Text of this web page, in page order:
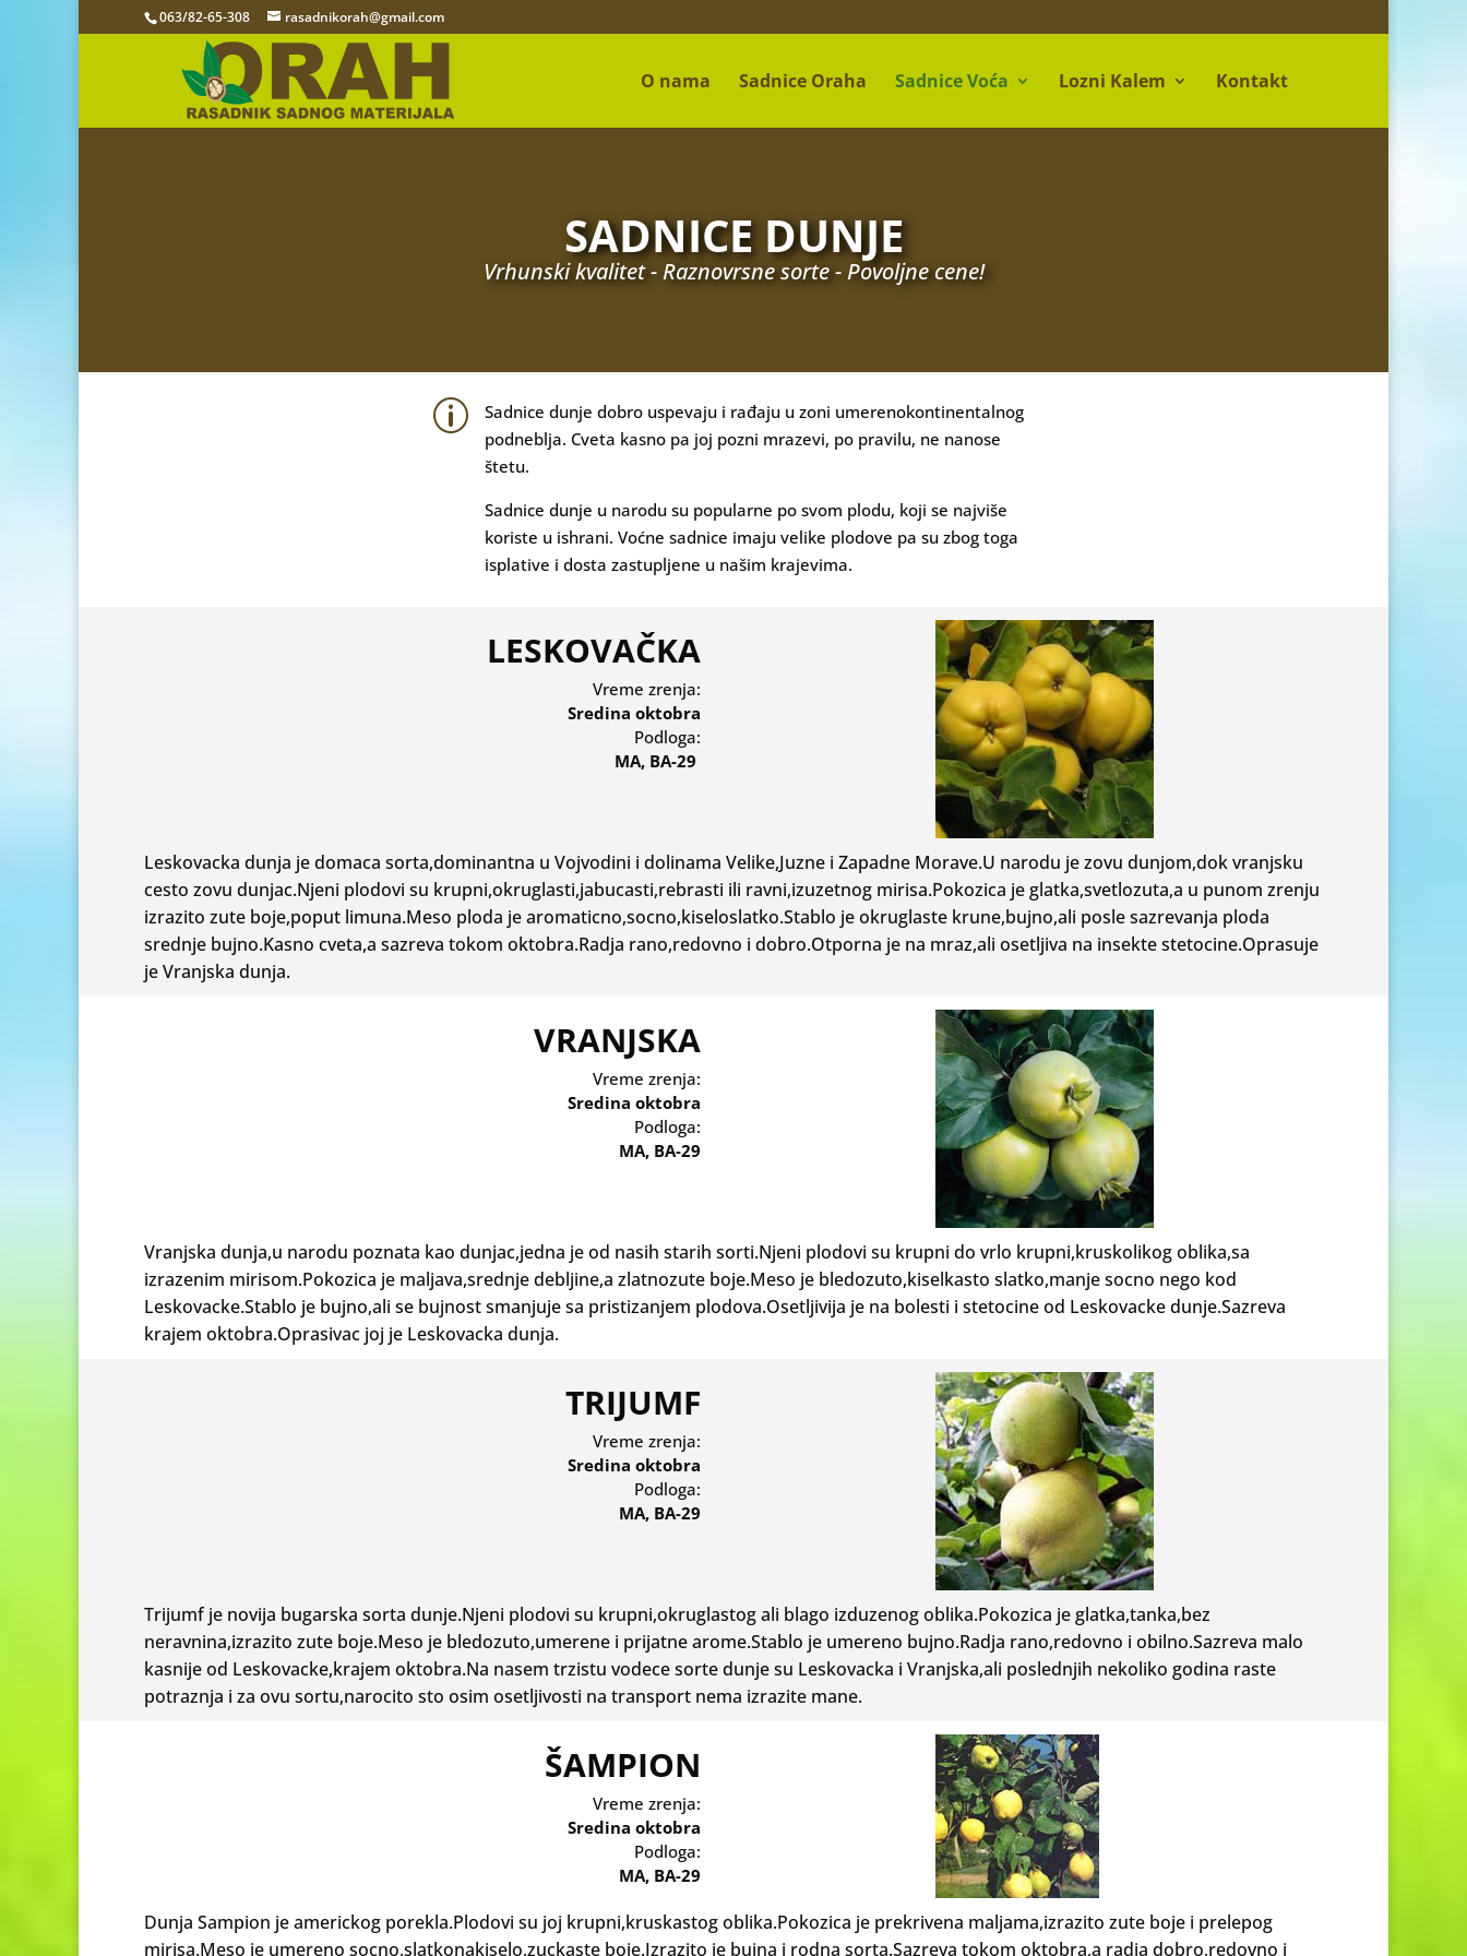
063/82-65-308 rasadnikorah@gmail.com
O nama Sadnice Oraha Sadnice Voća Lozni Kalem Kontakt
SADNICE DUNJE
Vrhunski kvalitet - Raznovrsne sorte - Povoljne cene!
p
Sadnice dunje dobro uspevaju i rađaju u zoni umerenokontinentalnog
podneblja. Cveta kasno pa joj pozni mrazevi, po pravilu, ne nanose
štetu.
Sadnice dunje u narodu su popularne po svom plodu, koji se najviše
koriste u ishrani. Voćne sadnice imaju velike plodove pa su zbog toga
isplative i dosta zastupljene u našim krajevima.
LESKOVAČKA
Vreme zrenja:
Sredina oktobra
Podloga:
MA, BA-29
Leskovacka dunja je domaca sorta,dominantna u Vojvodini i dolinama Velike,Juzne i Zapadne Morave.U narodu je zovu dunjom,dok vranjsku
cesto zovu dunjac.Njeni plodovi su krupni,okruglasti,jabucasti,rebrasti ili ravni,izuzetnog mirisa.Pokozica je glatka,svetlozuta,a u punom zrenju
izrazito zute boje,poput limuna.Meso ploda je aromaticno,socno,kiseloslatko.Stablo je okruglaste krune,bujno,ali posle sazrevanja ploda
srednje bujno.Kasno cveta,a sazreva tokom oktobra.Radja rano,redovno i dobro.Otporna je na mraz,ali osetljiva na insekte stetocine.Oprasuje
je Vranjska dunja.
VRANJSKA
Vreme zrenja:
Sredina oktobra
Podloga:
MA, BA-29
Vranjska dunja,u narodu poznata kao dunjac,jedna je od nasih starih sorti.Njeni plodovi su krupni do vrlo krupni,kruskolikog oblika,sa
izrazenim mirisom.Pokozica je maljava,srednje debljine,a zlatnozute boje.Meso je bledozuto,kiselkasto slatko,manje socno nego kod
Leskovacke.Stablo je bujno,ali se bujnost smanjuje sa pristizanjem plodova.Osetljivija je na bolesti i stetocine od Leskovacke dunje.Sazreva
krajem oktobra.Oprasivac joj je Leskovacka dunja.
TRIJUMF
Vreme zrenja:
Sredina oktobra
Podloga:
MA, BA-29
Trijumf je novija bugarska sorta dunje.Njeni plodovi su krupni,okruglastog ali blago izduzenog oblika.Pokozica je glatka,tanka,bez
neravnina,izrazito zute boje.Meso je bledozuto,umerene i prijatne arome.Stablo je umereno bujno.Radja rano,redovno i obilno.Sazreva malo
kasnije od Leskovacke,krajem oktobra.Na nasem trzistu vodece sorte dunje su Leskovacka i Vranjska,ali poslednjih nekoliko godina raste
potraznja i za ovu sortu,narocito sto osim osetljivosti na transport nema izrazite mane.
ŠAMPION
Vreme zrenja:
Sredina oktobra
Podloga:
MA, BA-29
Dunja Sampion je americkog porekla.Plodovi su joj krupni,kruskastog oblika.Pokozica je prekrivena maljama,izrazito zute boje i prelepog
mirisa.Meso je umereno socno,slatkonakiselo,zuckaste boje.Izrazito je bujna i rodna sorta.Sazreva tokom oktobra,a radja dobro,redovno i